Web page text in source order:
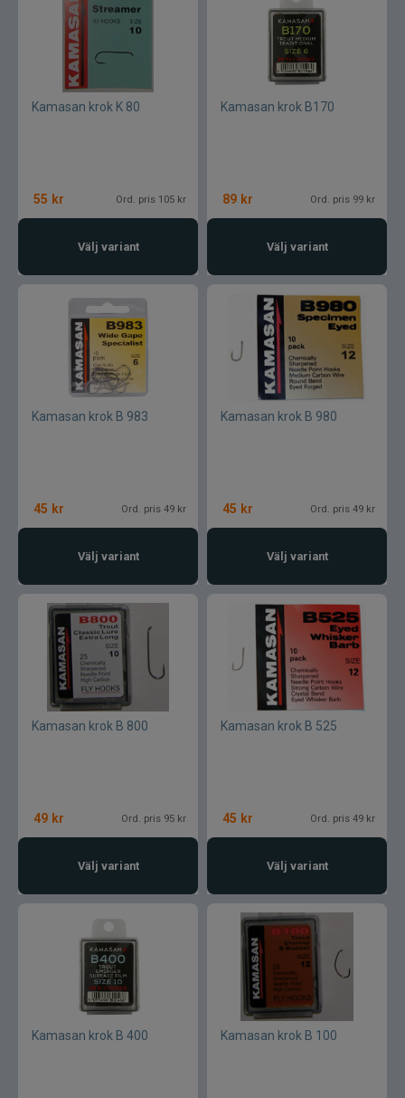
ABU Garcia
Fox International
Armada
Benecchi
Brewer Baits
Blue fox skeddrag
Böjda spön
Berkley
Bergmans
Cotton Cordell
Kamasan krok K 80
55 kr Ord. pris 105 kr
Välj variant
Kamasan krok B170
89 kr Ord. pris 99 kr
Välj variant
Kamasan krok B 983
45 kr Ord. pris 49 kr
Välj variant
Kamasan krok B 980
45 kr Ord. pris 49 kr
Välj variant
Kamasan krok B 800
49 kr Ord. pris 95 kr
Välj variant
Kamasan krok B 525
45 kr Ord. pris 49 kr
Välj variant
Kamasan krok B 400 Kamasan krok B 100